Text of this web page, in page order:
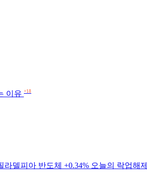
이유 +18
라델피아 반도체 +0.34% 오늘의 락업해제